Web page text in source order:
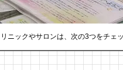
ニックやサロンは、次の3つをチェ